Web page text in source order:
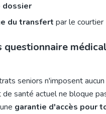
dossier
du transfert par le courtier
questionnaire
seniors n'imposent
santé actuel ne bloque
garantie d'accès pour